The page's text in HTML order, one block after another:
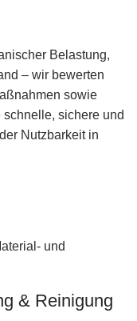
Belastung,
– wir bewerten
sowie
sichere und
Nutzbarkeit in
und
& Reinigung